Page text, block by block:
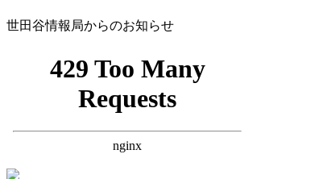
世田谷情報局からのお知らせ